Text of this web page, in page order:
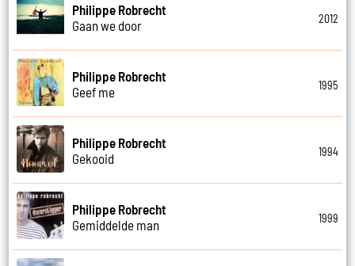
Philippe Robrecht
Gaan we door
2012
Philippe Robrecht
Geef me
1995
Philippe Robrecht
Gekooid
1994
Philippe Robrecht
Gemiddelde man
1999